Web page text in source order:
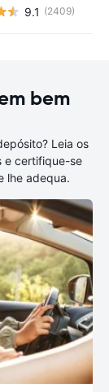
9.1 (2409)
bem
Leia os
e certifique-se
lhe adequa.